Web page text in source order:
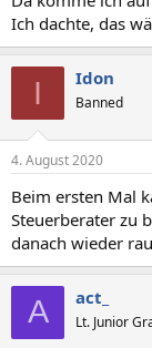
Ich dachte, das
I Idon
Banned
4. August 2020
Beim ersten Mal
Steuerberater zu
danach wieder
A act_
Lt. Junior